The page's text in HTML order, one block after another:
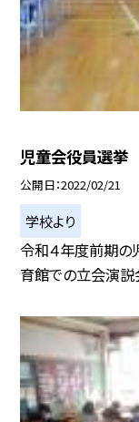
児童会役員選挙
公開日 2022/02/21
学校より
令和４年度前期の
育館での立会演説